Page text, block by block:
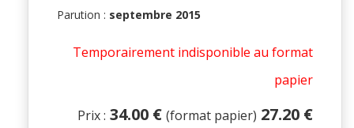
Parution : septembre 2015
Temporairement indisponible au format
papier
Prix : 34.00 € (format papier) 27.20 €